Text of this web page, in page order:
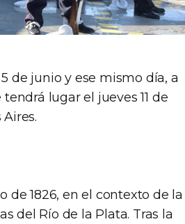
de junio y ese mismo día, a
lugar el jueves 11 de
de 1826, en el contexto de la
del Río de la Plata. Tras la